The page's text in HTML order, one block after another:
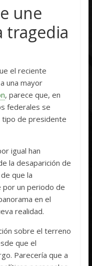
une
tragedia
el reciente
una mayor
, parece que, en
federales se
tipo de presidente
igual han
la desaparición de
que la
por un periodo de
en el
realidad.
sobre el terreno
que el
Parecería que a